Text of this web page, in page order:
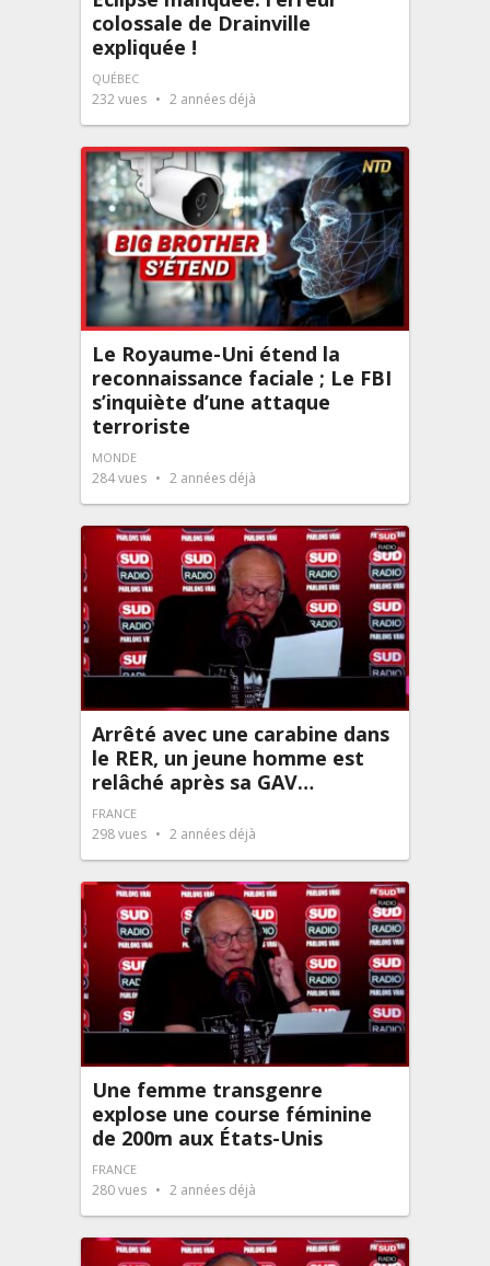
colossale de Drainville
expliquée !
QUÉBEC
232vues 2 années déjà
Le Royaume-Uni étend la
reconnaissance faciale ; Le FBI
s’inquiète d’une attaque
terroriste
MONDE
284vues 2 années déjà
Arrêté avec une carabine dans
le RER, un jeune homme est
relâché après sa GAV…
FRANCE
298vues 2 années déjà
Une femme transgenre
explose une course féminine
de 200m aux États-Unis
FRANCE
280vues 2 années déjà